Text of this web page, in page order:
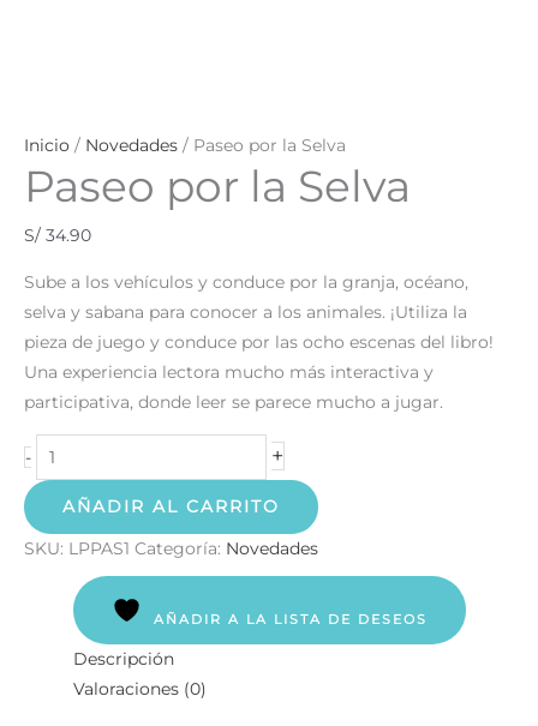
Inicio / Novedades / Paseo por la Selva
Paseo por la Selva
S/ 34.90
Sube a los vehículos y conduce por la granja, océano,
selva y sabana para conocer a los animales. ¡Utiliza la
pieza de juego y conduce por las ocho escenas del libro!
Una experiencia lectora mucho más interactiva y
participativa, donde leer se parece mucho a jugar.
- +
AÑADIR AL CARRITO
SKU: LPPAS1 Categoría: Novedades
AÑADIR A LA LISTA DE DESEOS
Descripción
Valoraciones (0)